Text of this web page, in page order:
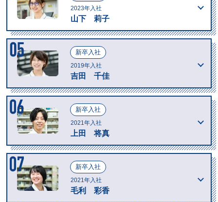
2023年入社
山下 莉子
新卒入社
2019年入社
吉田 千佳
新卒入社
2021年入社
上田 将真
新卒入社
2021年入社
毛利 彩香